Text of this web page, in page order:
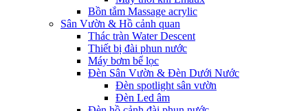
Bồn tắm Massage acrylic
Sân Vườn & Hồ cảnh quan
Thác tràn Water Descent
Thiết bị đài phun nước
Máy bơm bể lọc
Đèn Sân Vườn & Đèn Dưới Nước
Đèn spotlight sân vườn
Đèn Led âm